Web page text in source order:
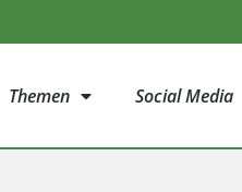
Themen Social Media